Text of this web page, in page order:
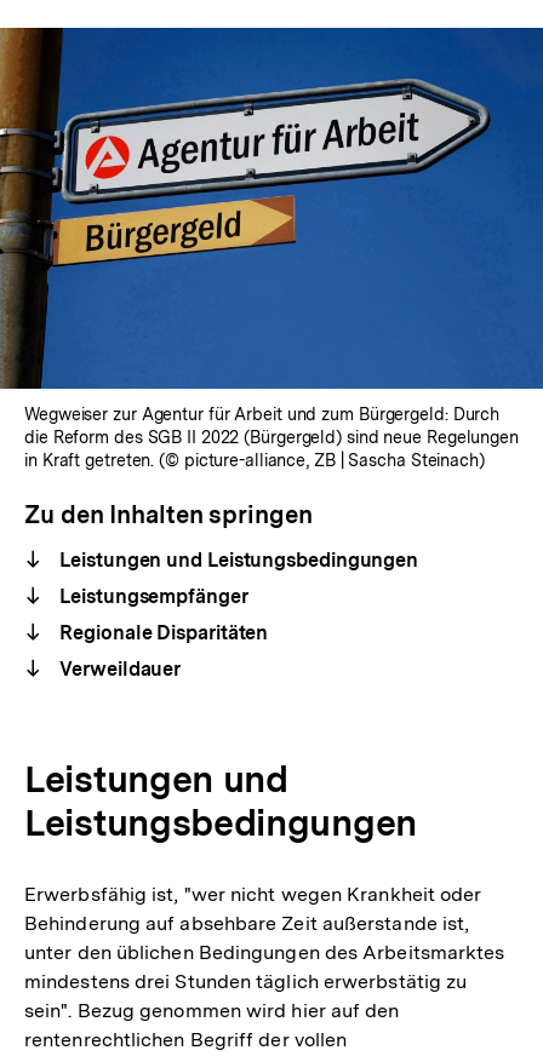
Wegweiser zur Agentur für Arbeit und zum Bürgergeld: Durch
die Reform des SGB II 2022 (Bürgergeld) sind neue Regelungen
in Kraft getreten. (© picture-alliance, ZB | Sascha Steinach)
Zu den Inhalten springen
Leistungen und Leistungsbedingungen
Leistungsempfänger
Regionale Disparitäten
Verweildauer
Leistungen und
Leistungsbedingungen
Erwerbsfähig ist, "wer nicht wegen Krankheit oder
Behinderung auf absehbare Zeit außerstande ist,
unter den üblichen Bedingungen des Arbeitsmarktes
mindestens drei Stunden täglich erwerbstätig zu
sein". Bezug genommen wird hier auf den
rentenrechtlichen Begriff der vollen